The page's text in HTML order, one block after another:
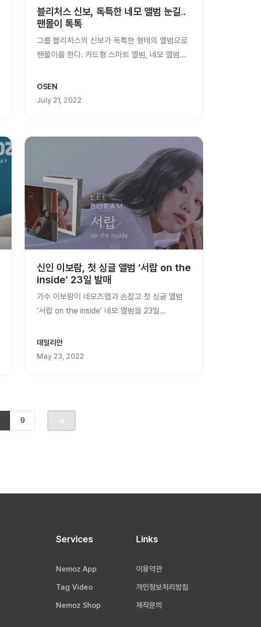
블리처스 신보, 독특한 네모 앨범 눈길..
팬몰이 톡톡
그룹 블리처스의 신보가 독특한 형태의 앨범으로
팬몰이를 한다. 카드형 스마트 앨범, 네모 앨범의
아트홀에서 열린 블리처스의 신보...
OSEN
July 21, 2022
신인 이보람, 첫 싱글 앨범 ‘서랍 on the
inside’ 23일 발매
가수 이보람이 네모즈랩과 손잡고 첫 싱글 앨범
‘서랍 on the inside’ 네모 앨범을 23일
음반에 디지털 음원의 편리함을
ICT(정보통신기술)로 엮은 새로운 개념의
데일리안
May 23, 2022
9
Services
Nemoz App
Tag Video
Nemoz Shop
Links
이용약관
개인정보처리방침
제작문의